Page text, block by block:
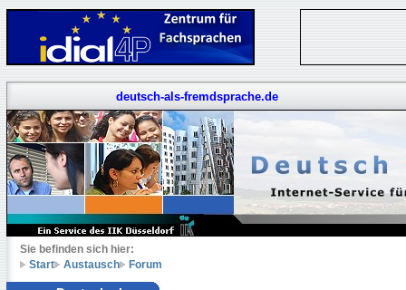
deutsch-als-fremdsprache.de
Sie befinden sich hier:
Start
Austausch Forum